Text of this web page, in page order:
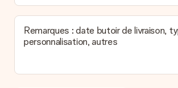
Remarques : date butoir de livraison,
personnalisation, autres